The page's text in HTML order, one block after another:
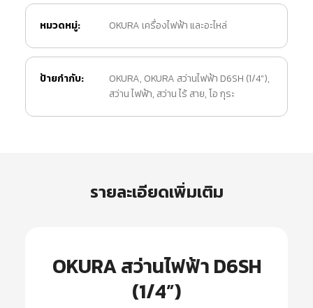
หมวดหมู่: OKURA เครื่องไฟฟ้า และอะไหล่
ป้ายกำกับ: OKURA, OKURA สว่านไฟฟ้า D6SH (1/4”),
สว่าน ไฟฟ้า, สว่าน ไร้ สาย,โอ กุระ
รายละเอียดเพิ่มเติม
OKURA สว่านไฟฟ้า D6SH
(1/4”)